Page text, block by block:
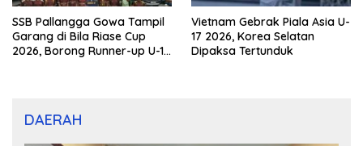
SSB Pallangga Gowa Tampil
Garang di Bila Riase Cup
2026, Borong Runner-up U-10
Vietnam Gebrak Piala Asia U-
17 2026, Korea Selatan
Dipaksa Tertunduk
DAERAH